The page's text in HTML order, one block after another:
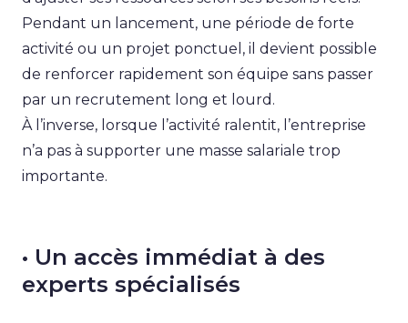
Pendant un lancement, une période de forte
activité ou un projet ponctuel, il devient possible
de renforcer rapidement son équipe sans passer
par un recrutement long et lourd.
À l’inverse, lorsque l’activité ralentit, l’entreprise
n’a pas à supporter une masse salariale trop
importante.
• Un accès immédiat à des
experts spécialisés